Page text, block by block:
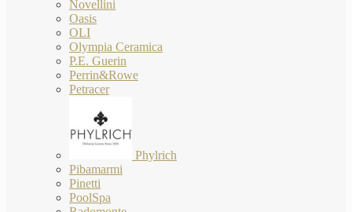
Novellini
Oasis
OLI
Olympia Ceramica
P.E. Guerin
Perrin&Rowe
Petracer
Phylrich
Pibamarmi
Pinetti
PoolSpa